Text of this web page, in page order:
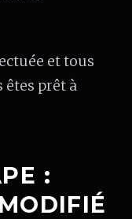
et tous
êtes prêt à
: